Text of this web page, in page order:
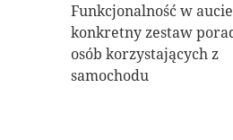
Funkcjonalność w
konkretny zestaw
osób korzystających z
samochodu